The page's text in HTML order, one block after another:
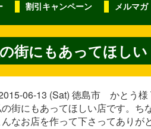
割引キャンペーン メルマガ
街にもあってほしい
06-13 (Sat) 徳島市 かとう様
の街にもあってほしい店です。
なお店を作って下さってありが